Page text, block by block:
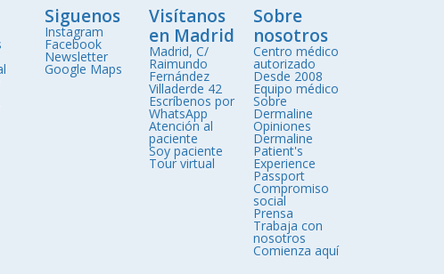
Siguenos
Instagram
Facebook
Newsletter
Google Maps
Visítanos
en Madrid
Madrid, C/
Raimundo
Fernández
Villaderde 42
Escríbenos por
WhatsApp
Atención al
paciente
Soy paciente
Tour virtual
Sobre
nosotros
Centro médico
autorizado
Desde 2008
Equipo médico
Sobre
Dermaline
Opiniones
Dermaline
Patient's
Experience
Passport
Compromiso
social
Prensa
Trabaja con
nosotros
Comienza aquí